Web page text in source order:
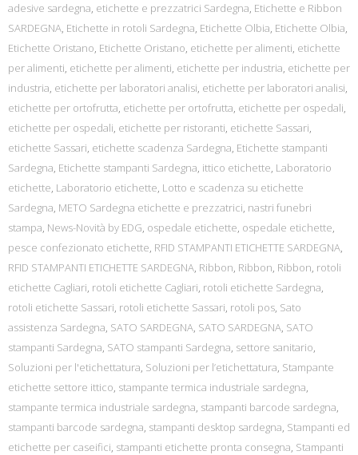
adesive sardegna, etichette e prezzatrici Sardegna, Etichette e Ribbon
SARDEGNA, Etichette in rotoli Sardegna, Etichette Olbia, Etichette Olbia,
Etichette Oristano, Etichette Oristano, etichette per alimenti, etichette
per alimenti, etichette per alimenti, etichette per industria, etichette per
industria, etichette per laboratori analisi, etichette per laboratori analisi,
etichette per ortofrutta, etichette per ortofrutta, etichette per ospedali,
etichette per ospedali, etichette per ristoranti, etichette Sassari,
etichette Sassari, etichette scadenza Sardegna, Etichette stampanti
Sardegna, Etichette stampanti Sardegna, ittico etichette, Laboratorio
etichette, Laboratorio etichette, Lotto e scadenza su etichette
Sardegna, METO Sardegna etichette e prezzatrici, nastri funebri
stampa, News-Novità by EDG, ospedale etichette, ospedale etichette,
pesce confezionato etichette, RFID STAMPANTI ETICHETTE SARDEGNA,
RFID STAMPANTI ETICHETTE SARDEGNA, Ribbon, Ribbon, Ribbon, rotoli
etichette Cagliari, rotoli etichette Cagliari, rotoli etichette Sardegna,
rotoli etichette Sassari, rotoli etichette Sassari, rotoli pos, Sato
assistenza Sardegna, SATO SARDEGNA, SATO SARDEGNA, SATO
stampanti Sardegna, SATO stampanti Sardegna, settore sanitario,
Soluzioni per l'etichettatura, Soluzioni per l’etichettatura, Stampante
etichette settore ittico, stampante termica industriale sardegna,
stampante termica industriale sardegna, stampanti barcode sardegna,
stampanti barcode sardegna, stampanti desktop sardegna, Stampanti ed
etichette per caseifici, stampanti etichette pronta consegna, Stampanti